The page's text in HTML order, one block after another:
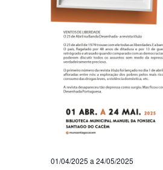
01/04/2025 a 24/05/2025